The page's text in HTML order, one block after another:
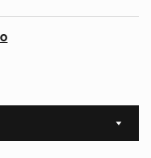
Sort